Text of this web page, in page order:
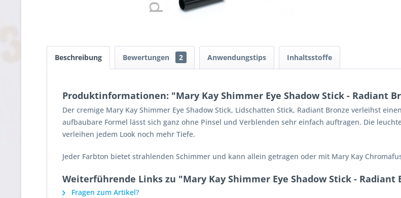
Beschreibung Bewertungen 2 Anwendungstips Inhaltsstoffe
Produktinformationen: "Mary Kay Shimmer Eye Shadow Stick - Radiant
Der cremige Mary Kay Shimmer Eye Shadow Stick, Lidschatten Stick, Radiant Bronze verleihst
aufbaubare Formel lässt sich ganz ohne Pinsel und Verblenden sehr einfach auftragen. Die
verleihen jedem Look noch mehr Tiefe.
Jeder Farbton bietet strahlenden Schimmer und kann allein getragen oder mit Mary Kay
Weiterführende Links zu "Mary Kay Shimmer Eye Shadow Stick - Radiant
Fragen zum Artikel?